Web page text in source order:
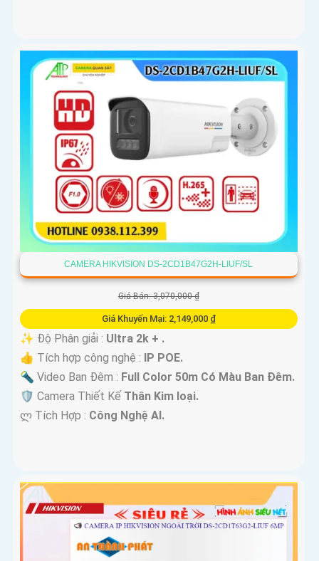
CAMERA HIKVISION DS-2CD1B47G2H-LIUF/SL
Giá Bán: 3,070,000 ₫
Giá Khuyến Mại: 2,149,000 ₫
✨ Độ Phân giải : Ultra 2k + .
👍 Tích hợp công nghệ : IP POE.
🔦 Video Ban Đêm : Full Color 50m Có Màu Ban Ðêm.
🛡 Camera Thiết Kế Thân Kim loại.
️ლ Tích Hợp : Công Nghệ AI.